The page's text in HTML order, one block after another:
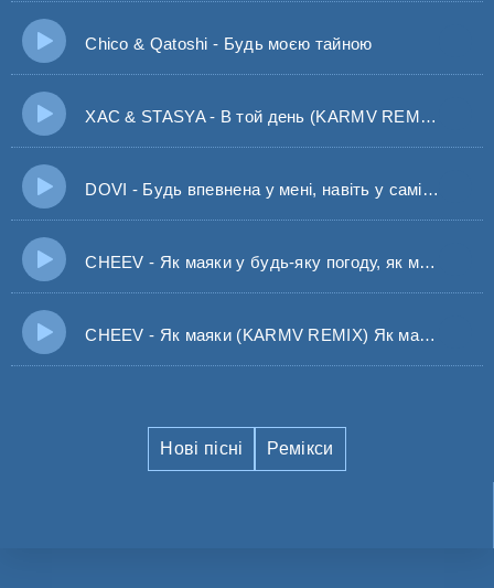
Chico & Qatoshi - Будь моєю тайною
ХАС & STASYA - В той день (KARMV REMIX) Коли війни були тільки в кіно
DOVI - Будь впевнена у мені, навіть у самі складні дні (Дови)
CHEEV - Як маяки у будь-яку погоду, як маяки світло нам дасть дорогу
CHEEV - Як маяки (KARMV REMIX) Як маяки у будь-яку погоду
Нові пісні Ремікси